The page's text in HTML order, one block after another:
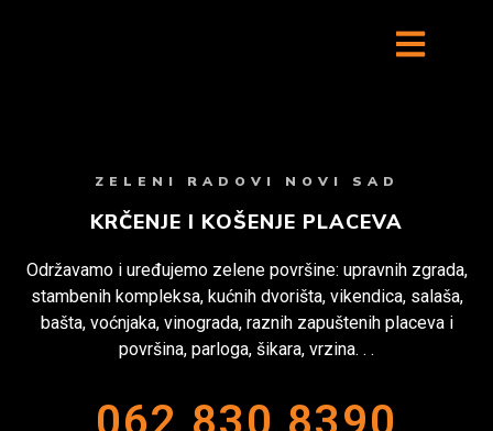
ZELENI RADOVI NOVI SAD
KRČENJE I KOŠENJE PLACEVA
Održavamo i uređujemo zelene površine: upravnih zgrada,
stambenih kompleksa, kućnih dvorišta, vikendica, salaša,
bašta, voćnjaka, vinograda, raznih zapuštenih placeva i
površina, parloga, šikara, vrzina. . .